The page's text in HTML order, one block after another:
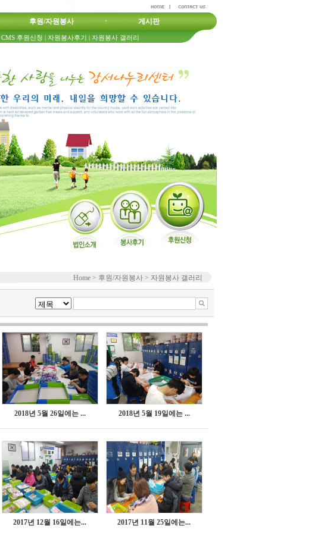
후원/자원봉사 ㆍ
CMS 후원신청 | 자원봉사후기 | 자원봉사 갤러리
게시판
Home > 후원/자원봉사 > 자원봉사 갤러리
2018년 5월 26일에는 ... 2018년 5월 19일에는 ...
2017년 12월 16일에는... 2017년 11월 25일에는...